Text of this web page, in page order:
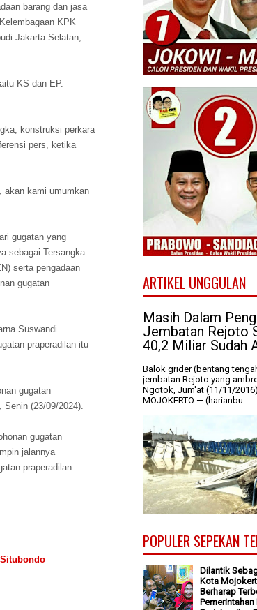
barang dan jasa
KPK
Jakarta Selatan,
KS dan EP.
konstruksi perkara
pers, ketika
akan kami umumkan
gugatan yang
sebagai Tersangka
serta pengadaan
gugatan
Suswandi
praperadilan itu
gugatan
(23/09/2024).
gugatan
jalannya
praperadilan
ARTIKEL UNGGULAN
Masih Dalam
Jembatan Rejoto
40,2 Miliar Sudah
Balok grider (bentang
jembatan Rejoto yang
Ngotok, Jum'at (11/11/
MOJOKERTO — (harianbu...
POPULER SEPEKAN
Dilantik
Kota
Berharap
Pemerintahan